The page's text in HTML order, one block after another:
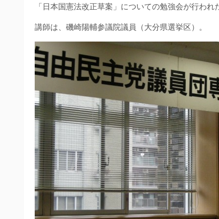
「日本国憲法改正草案」についての勉強会が行われ
講師は、磯崎陽輔参議院議員（大分県選挙区）。